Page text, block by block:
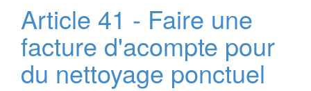
Article 41 - Faire une
facture d'acompte pour
du nettoyage ponctuel